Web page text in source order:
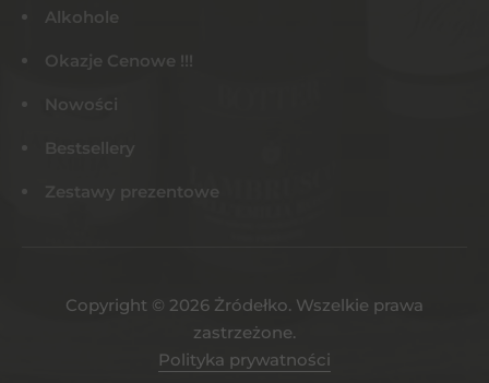
Alkohole
Okazje Cenowe !!!
Nowości
Bestsellery
Zestawy prezentowe
Copyright © 2026 Żródełko. Wszelkie prawa
zastrzeżone.
Polityka prywatności